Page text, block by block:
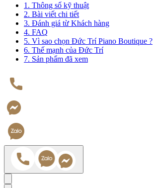
1. Thông số kỹ thuật
2. Bài viết chi tiết
3. Đánh giá từ Khách hàng
4. FAQ
5. Vì sao chọn Đức Trí Piano Boutique ?
6. Thế mạnh của Đức Trí
7. Sản phẩm đã xem